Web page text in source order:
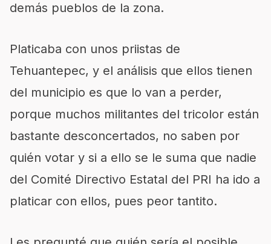
demás pueblos de la zona.
Platicaba con unos priistas de
Tehuantepec, y el análisis que ellos tienen
del municipio es que lo van a perder,
porque muchos militantes del tricolor están
bastante desconcertados, no saben por
quién votar y si a ello se le suma que nadie
del Comité Directivo Estatal del PRI ha ido a
platicar con ellos, pues peor tantito.